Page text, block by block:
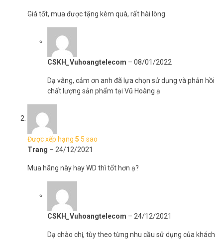
Giá tốt, mua được tặng kèm quà, rất hài lòng
CSKH_Vuhoangtelecom – 08/01/2022
Dạ vâng, cảm ơn anh đã lựa chọn sử dụng và phản hồi
chất lượng sản phẩm tại Vũ Hoàng ạ
Được xếp hạng 5 5 sao
Trang – 24/12/2021
Mua hãng này hay WD thì tốt hơn ạ?
CSKH_Vuhoangtelecom – 24/12/2021
Dạ chào chị, tùy theo từng nhu cầu sử dụng của khách